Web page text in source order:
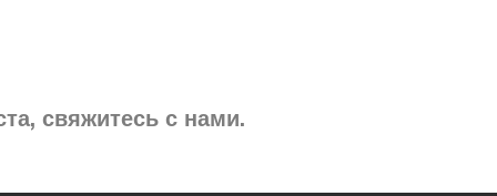
свяжитесь с нами.